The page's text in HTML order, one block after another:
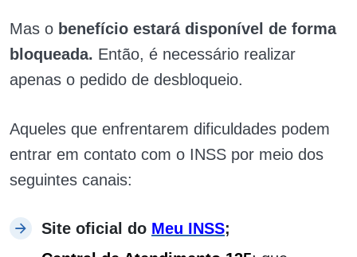
Mas o benefício estará disponível de forma
bloqueada. Então, é necessário realizar
apenas o pedido de desbloqueio.
Aqueles que enfrentarem dificuldades podem
entrar em contato com o INSS por meio dos
seguintes canais:
Site oficial do Meu INSS;